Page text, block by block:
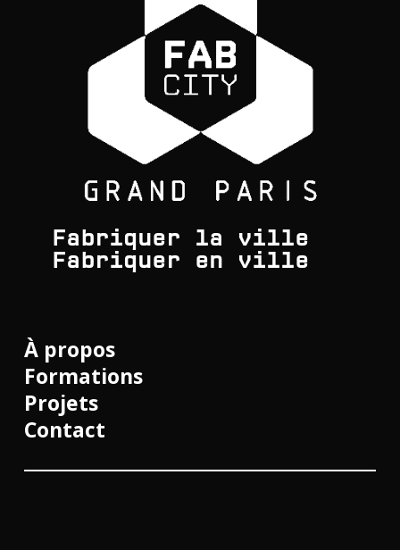
Fabriquer la ville
Fabriquer en ville
À propos
Formations
Projets
Contact